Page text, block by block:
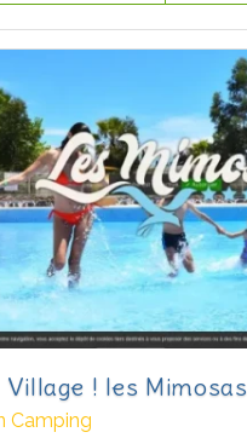
Village ! les Mimosas
Camping